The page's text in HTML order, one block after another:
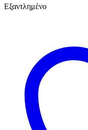
Εξαντλημένο